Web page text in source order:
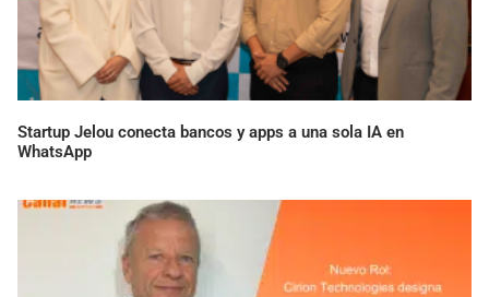
Startup Jelou conecta bancos y apps a una sola IA en
WhatsApp